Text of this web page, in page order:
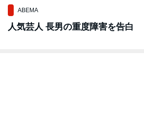
ABEMA
人気芸人 長男の重度障害を告白